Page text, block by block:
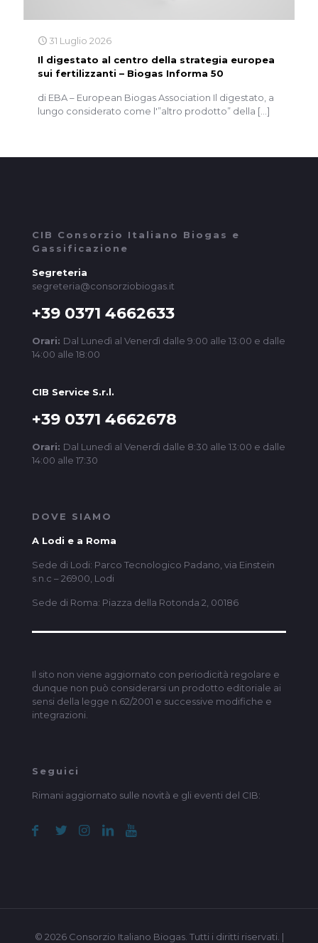
31 Luglio 2026
Il digestato al centro della strategia europea
sui fertilizzanti – Biogas Informa 50
di EBA – European Biogas Association Il digestato, a
lungo considerato come l'”altro prodotto” della […]
CIB Consorzio Italiano Biogas e
Gassificazione
Segreteria
segreteria@consorziobiogas.it
+39 0371 4662633
Orari: Dal Lunedì al Venerdì dalle 9:00 alle 13:00 e dalle
14:00 alle 18:00
CIB Service S.r.l.
+39 0371 4662678
Orari: Dal Lunedì al Venerdì dalle 8:30 alle 13:00 e dalle
14:00 alle 17:30
DOVE SIAMO
A Lodi e a Roma
Sede di Lodi: Parco Tecnologico Padano, via Einstein
s.n.c – 26900, Lodi
Sede di Roma: Piazza della Rotonda 2, 00186
Il sito non viene aggiornato con periodicità regolare e
dunque non può considerarsi un prodotto editoriale ai
sensi della legge n.62/2001 e successive modifiche e
integrazioni.
Seguici
Rimani aggiornato sulle novità e gli eventi del CIB:
© 2026 Consorzio Italiano Biogas. Tutti i diritti riservati. |